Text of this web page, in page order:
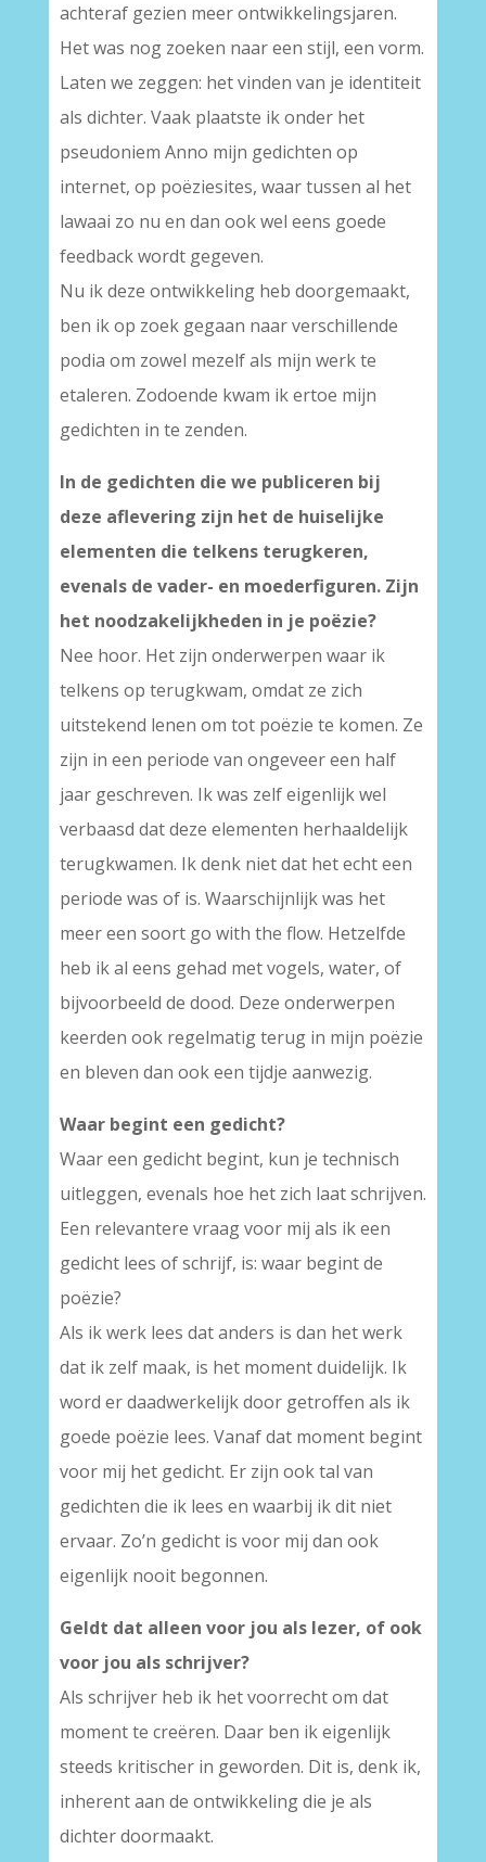
achteraf gezien meer ontwikkelingsjaren.
Het was nog zoeken naar een stijl, een vorm.
Laten we zeggen: het vinden van je identiteit
als dichter. Vaak plaatste ik onder het
pseudoniem Anno mijn gedichten op
internet, op poëziesites, waar tussen al het
lawaai zo nu en dan ook wel eens goede
feedback wordt gegeven.
Nu ik deze ontwikkeling heb doorgemaakt,
ben ik op zoek gegaan naar verschillende
podia om zowel mezelf als mijn werk te
etaleren. Zodoende kwam ik ertoe mijn
gedichten in te zenden.
In de gedichten die we publiceren bij
deze aflevering zijn het de huiselijke
elementen die telkens terugkeren,
evenals de vader- en moederfiguren. Zijn
het noodzakelijkheden in je poëzie?
Nee hoor. Het zijn onderwerpen waar ik
telkens op terugkwam, omdat ze zich
uitstekend lenen om tot poëzie te komen. Ze
zijn in een periode van ongeveer een half
jaar geschreven. Ik was zelf eigenlijk wel
verbaasd dat deze elementen herhaaldelijk
terugkwamen. Ik denk niet dat het echt een
periode was of is. Waarschijnlijk was het
meer een soort go with the flow. Hetzelfde
heb ik al eens gehad met vogels, water, of
bijvoorbeeld de dood. Deze onderwerpen
keerden ook regelmatig terug in mijn poëzie
en bleven dan ook een tijdje aanwezig.
Waar begint een gedicht?
Waar een gedicht begint, kun je technisch
uitleggen, evenals hoe het zich laat schrijven.
Een relevantere vraag voor mij als ik een
gedicht lees of schrijf, is: waar begint de
poëzie?
Als ik werk lees dat anders is dan het werk
dat ik zelf maak, is het moment duidelijk. Ik
word er daadwerkelijk door getroffen als ik
goede poëzie lees. Vanaf dat moment begint
voor mij het gedicht. Er zijn ook tal van
gedichten die ik lees en waarbij ik dit niet
ervaar. Zo’n gedicht is voor mij dan ook
eigenlijk nooit begonnen.
Geldt dat alleen voor jou als lezer, of ook
voor jou als schrijver?
Als schrijver heb ik het voorrecht om dat
moment te creëren. Daar ben ik eigenlijk
steeds kritischer in geworden. Dit is, denk ik,
inherent aan de ontwikkeling die je als
dichter doormaakt.